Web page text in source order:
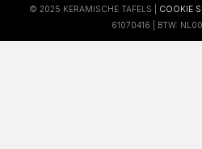
© 2025 KERAMISCHE TAFELS | COOKIE
61070416 | BTW: